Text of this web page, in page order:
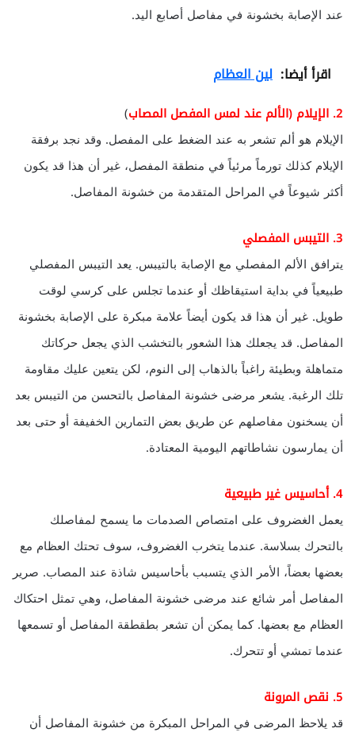
عند الإصابة بخشونة في مفاصل أصابع اليد.
اقرأ أيضا: لين العظام
2. الإيلام (الألم عند لمس المفصل المصاب
)
الإيلام هو ألم تشعر به عند الضغط على المفصل. وقد نجد برفقة
الإيلام كذلك تورماً مرئياً في منطقة المفصل، غير أن هذا قد يكون
أكثر شيوعاً في المراحل المتقدمة من خشونة المفاصل.
3. التيبس المفصلي
يترافق الألم المفصلي مع الإصابة بالتيبس. يعد التيبس المفصلي
طبيعياً في بداية استيقاظك أو عندما تجلس على كرسي لوقت
طويل. غير أن هذا قد يكون أيضاً علامة مبكرة على الإصابة بخشونة
المفاصل. قد يجعلك هذا الشعور بالتخشب الذي يجعل حركاتك
متماهلة وبطيئة راغباً بالذهاب إلى النوم، لكن يتعين عليك مقاومة
تلك الرغبة. يشعر مرضى خشونة المفاصل بالتحسن من التيبس بعد
أن يسخنون مفاصلهم عن طريق بعض التمارين الخفيفة أو حتى بعد
أن يمارسون نشاطاتهم اليومية المعتادة.
4. أحاسيس غير طبيعية
يعمل الغضروف على امتصاص الصدمات ما يسمح لمفاصلك
بالتحرك بسلاسة. عندما يتخرب الغضروف، سوف تحتك العظام مع
بعضها بعضاً، الأمر الذي يتسبب بأحاسيس شاذة عند المصاب. صرير
المفاصل أمر شائع عند مرضى خشونة المفاصل، وهي تمثل احتكاك
العظام مع بعضها. كما يمكن أن تشعر بطقطقة المفاصل أو تسمعها
عندما تمشي أو تتحرك.
5. نقص المرونة
قد يلاحظ المرضى في المراحل المبكرة من خشونة المفاصل أن